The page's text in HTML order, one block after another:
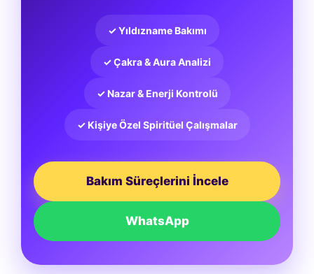
✓ Yıldızname Bakımı
✓ Çakra & Aura Analizi
✓ Nazar & Enerji Kontrolü
✓ Kişiye Özel Spiritüel Çalışmalar
Bakım Süreçlerini İncele
WhatsApp